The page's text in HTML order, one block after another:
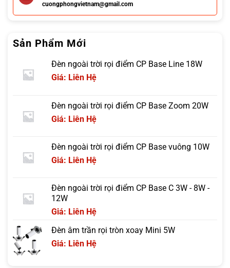
cuongphongvietnam@gmail.com
Sản Phẩm Mới
Đèn ngoài trời rọi điểm CP Base Line 18W
Giá: Liên Hệ
Đèn ngoài trời rọi điểm CP Base Zoom 20W
Giá: Liên Hệ
Đèn ngoài trời rọi điểm CP Base vuông 10W
Giá: Liên Hệ
Đèn ngoài trời rọi điểm CP Base C 3W - 8W -
12W
Giá: Liên Hệ
Đèn âm trần rọi tròn xoay Mini 5W
Giá: Liên Hệ